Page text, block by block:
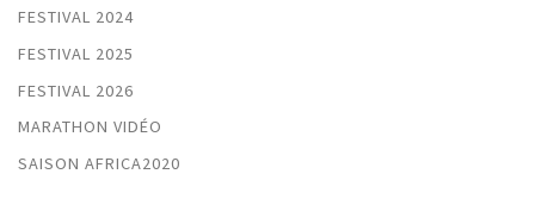
FESTIVAL 2024
FESTIVAL 2025
FESTIVAL 2026
MARATHON VIDÉO
SAISON AFRICA2020